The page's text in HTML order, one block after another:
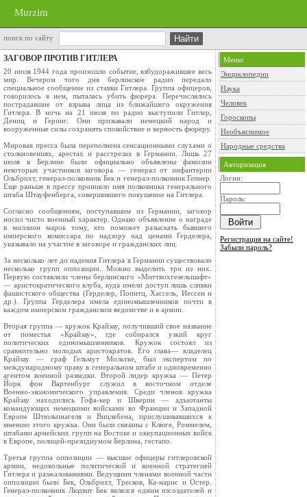
Murzim
поиск по сайту
ЗАГОВОР ПРОТИВ ГИТЛЕРА
20 июля 1944 года произошло событие, взбудоражившее весь
мир. Вечером того дня берлинское радио передало
специальное сообщение из ставки Гитлера. Группа офицеров,
говорилось в нем, пыталась убить фюрера. Перечислялись
пострадавшие от взрыва лица из ближайшего окружения
Гитлера. В ночь на 21 июля по радио выступили Гитлер,
Дениц и Геринг. Они призывали немецкий народ и
вооруженные силы сохранять спокойствие и верность фюреру.
Мировая пресса была переполнена сенсационными слухами о
столкновениях, арестах и расстрелах в Германии. Лишь 27
июля в Берлине были официально объявлены фамилии
некоторых участников заговора — генерал от инфантерии
Ольбрихт, генерал‑полковник Бек и генерал‑полковник Гепнер.
Еще раньше в прессу проникло имя полковника генерального
штаба Штауфенберга, совершившего покушение на Гитлера.
Согласно сообщениям, поступавшим из Германии, заговор
носил чисто военный характер. Однако объявление о награде
в миллион марок тому, кто поможет разыскать бывшего
имперского комиссара по надзору над ценами Герделера,
указывало на участие в заговоре и гражданских лиц.
За несколько лет до падения Гитлера в Германии существовало
несколько групп оппозиции. Можно выделить три из них.
Первую составляли члены берлинского «Миттвохгезельшафт»
— аристократического клуба, куда имели доступ лишь сливки
фашистского общества (Герделер, Попитц, Хассель, Иессен и
др.). Группа Герделера имела единомышленников почти в
каждом имперском гражданском ведомстве и в армии.
Вторая группа — кружок Крайзау, получивший свое название
от поместья «Крайзау», где собирался узкий круг
политических единомышленников. Кружок состоял из
сравнительно молодых аристократов. Его глава— владелец
Крайзау — граф Гельмут Мольтке, был экспертом по
международному праву в генеральном штабе и одновременно
агентом военной разведки. Второй лидер кружка — Петер
Йорк фон Вартенбург служил в восточном отделе
Военно‑экономического управления. Среди членов кружка
Крайзау находились Гофа‑кер и Шверин — адъютанты
командующих немецкими войсками во Франции и Западной
Европе Штюльпнагеля и Вицлебена, прислушивавшихся к
мнению этого кружка. Они были связаны с Клюге, Роммелем,
штабами армейских групп на Востоке и оккупационных войск
в Европе, полицей‑президиумом Берлина, гестапо.
Третья группа оппозиции — высшие офицеры гитлеровской
армии, недовольные политической и военной стратегией
Гитлера и разжалованиями. Ведущими членами военной части
оппозиции были Бек, Ольбрихт, Тресков, Ка‑нарис и Остер.
Генерал‑полковник Людвиг Бек являлся одним изсоздателей и
Меню
Энциклопедии
Наука
Человек
Гороскопы
Необъяснимое
Народные средства
Авторизация
Логин:
Пароль:
Регистрация на сайте!
Забыли пароль?